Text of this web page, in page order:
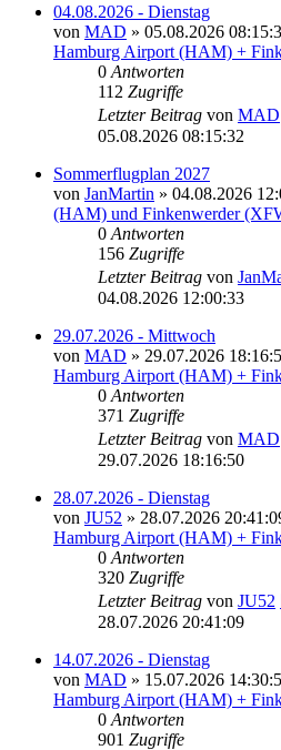
04.08.2026 - Dienstag
von MAD » 05.08.2026
Hamburg Airport (HAM) +
0 Antworten
112 Zugriffe
Letzter Beitrag von MAD
05.08.2026 08:15:32
Sommerflugplan 2027
von JanMartin » 04.08.2026
(HAM) und Finkenwerder
0 Antworten
156 Zugriffe
Letzter Beitrag von
04.08.2026 12:00:33
29.07.2026 - Mittwoch
von MAD » 29.07.2026
Hamburg Airport (HAM) +
0 Antworten
371 Zugriffe
Letzter Beitrag von MAD
29.07.2026 18:16:50
28.07.2026 - Dienstag
von JU52 » 28.07.2026
Hamburg Airport (HAM) +
0 Antworten
320 Zugriffe
Letzter Beitrag von JU52
28.07.2026 20:41:09
14.07.2026 - Dienstag
von MAD » 15.07.2026
Hamburg Airport (HAM) +
0 Antworten
901 Zugriffe